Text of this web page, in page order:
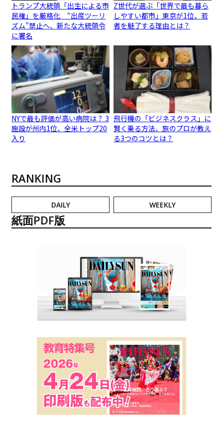
トランプ大統領「出生による市
民権」を厳格化 “出産ツーリ
ズム”禁止へ、新たな大統領令
に署名
Z世代が選ぶ「世界で最も暮ら
しやすい都市」東京が1位、若
者を魅了する理由とは？
NYで最も評価が高い病院は？ 3
施設が州内1位、全米トップ20
入り
飛行機の「ビジネスクラス」に
賢く乗る方法、旅のプロが教え
る3つのコツとは？
RANKING
DAILY WEEKLY
紙面PDF版